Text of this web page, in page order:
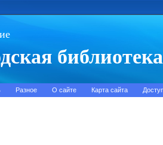
Разное О сайте Карта сайта